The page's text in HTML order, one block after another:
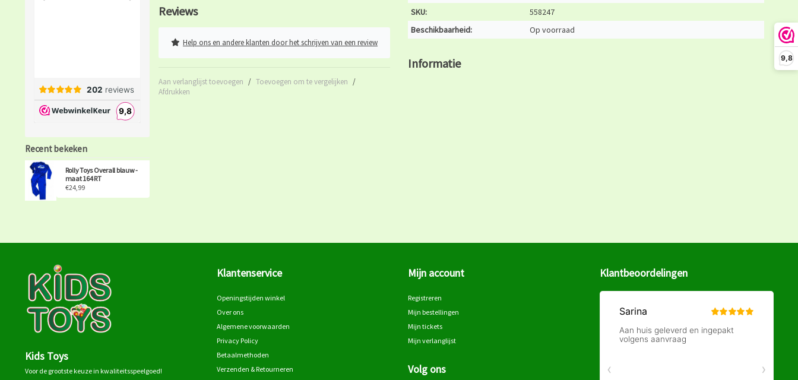
9,8
Recent bekeken
Rolly Toys Overall blauw -
maat 164 RT
€24,99
Reviews
Help ons en andere klanten door het schrijven van een review
Aan verlanglijst toevoegen / Toevoegen om te vergelijken /
Afdrukken
SKU:
558247
Beschikbaarheid:
Op voorraad
Informatie
Kids Toys
Voor de grootste keuze in kwaliteitsspeelgoed!
Klantenservice
Openingstijden winkel
Over ons
Algemene voorwaarden
Privacy Policy
Betaalmethoden
Verzenden & Retourneren
Mijn account
Registreren
Mijn bestellingen
Mijn tickets
Mijn verlanglijst
Volg ons
Klantbeoordelingen